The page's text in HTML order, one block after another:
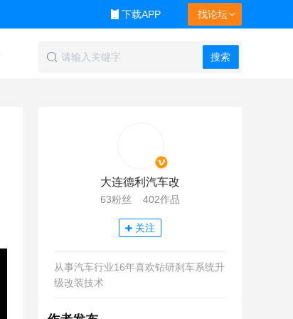
找论坛
下载APP
搜索
大连德利汽车改
63粉丝 402作品
关注
从事汽车行业16年喜欢钻研刹车系统升
级改装技术